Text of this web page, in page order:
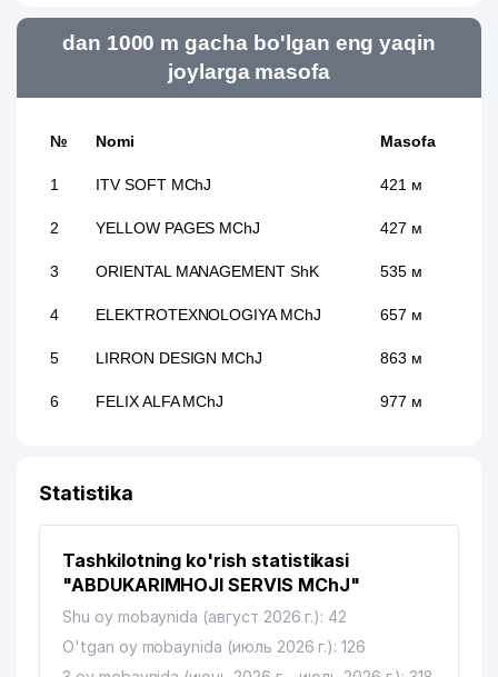
dan 1000 m gacha bo'lgan eng yaqin
joylarga masofa
№ Nomi Masofa
1 ITV SOFT MChJ 421 м
2 YELLOW PAGES MChJ 427 м
3 ORIENTAL MANAGEMENT ShK 535 м
4 ELEKTROTEXNOLOGIYA MChJ 657 м
5 LIRRON DESIGN MChJ 863 м
6 FELIX ALFA MChJ 977 м
Statistika
Tashkilotning ko'rish statistikasi
"ABDUKARIMHOJI SERVIS MChJ"
Shu oy mobaynida (август 2026 г.): 42
O'tgan oy mobaynida (июль 2026 г.): 126